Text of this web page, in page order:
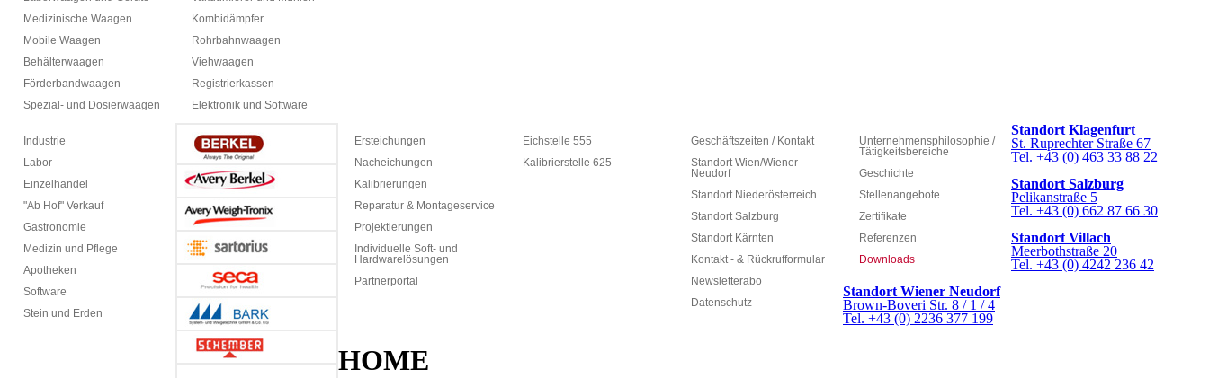
Medizinische Waagen
Mobile Waagen
Behälterwaagen
Förderbandwaagen
Spezial- und Dosierwaagen
Kombidämpfer
Rohrbahnwaagen
Viehwaagen
Registrierkassen
Elektronik und Software
Industrie
Labor
Einzelhandel
"Ab Hof" Verkauf
Gastronomie
Medizin und Pflege
Apotheken
Software
Stein und Erden
Ersteichungen
Nacheichungen
Kalibrierungen
Reparatur & Montageservice
Projektierungen
Individuelle Soft- und
Hardwarelösungen
Partnerportal
Eichstelle 555
Kalibrierstelle 625
Geschäftszeiten / Kontakt
Standort Wien/Wiener
Neudorf
Standort Niederösterreich
Standort Salzburg
Standort Kärnten
Kontakt - & Rückrufformular
Newsletterabo
Datenschutz
Unternehmensphilosophie /
Tätigkeitsbereiche
Geschichte
Stellenangebote
Zertifikate
Referenzen
Downloads
Standort Klagenfurt
St. Ruprechter Straße 67
Tel. +43 (0) 463 33 88 22
Standort Salzburg
Pelikanstraße 5
Tel. +43 (0) 662 87 66 30
Standort Villach
Meerbothstraße 20
Tel. +43 (0) 4242 236 42
Standort Wiener Neudorf
Brown-Boveri Str. 8 / 1 / 4
Tel. +43 (0) 2236 377 199
HOME